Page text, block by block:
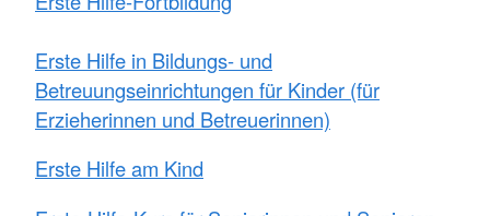
Erste Hilfe in Bildungs- und
Betreuungseinrichtungen für Kinder (für
Erzieherinnen und Betreuerinnen)
Erste Hilfe am Kind